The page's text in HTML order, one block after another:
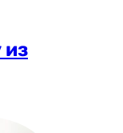
из